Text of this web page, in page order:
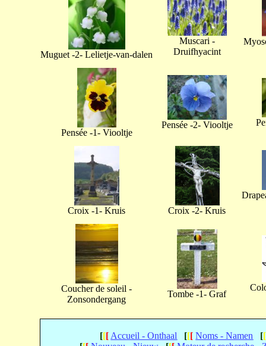
Muguet -2- Lelietje-van-dalen
Muscari -
Druifhyacint
Pensée -1- Viooltje
Pensée -2- Viooltje
Croix -1- Kruis Croix -2- Kruis
Coucher de soleil -
Zonsondergang
Tombe -1- Graf
[[[ Accueil - Onthaal [[[ Noms - Namen [[